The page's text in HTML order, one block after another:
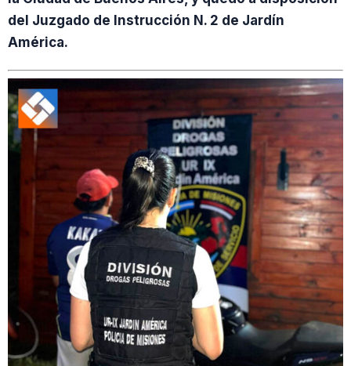
del Juzgado de Instrucción N. 2 de Jardín
América.